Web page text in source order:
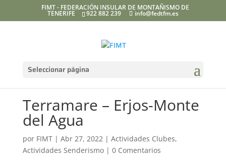
FIMT - FEDERACIÓN INSULAR DE MONTAÑISMO DE
TENERIFE 922 882 239 info@fedtfm.es
Seleccionar página
Terramare – Erjos-Monte
del Agua
por FIMT| Abr 27, 2022| Actividades Clubes,
Actividades Senderismo| 0 Comentarios